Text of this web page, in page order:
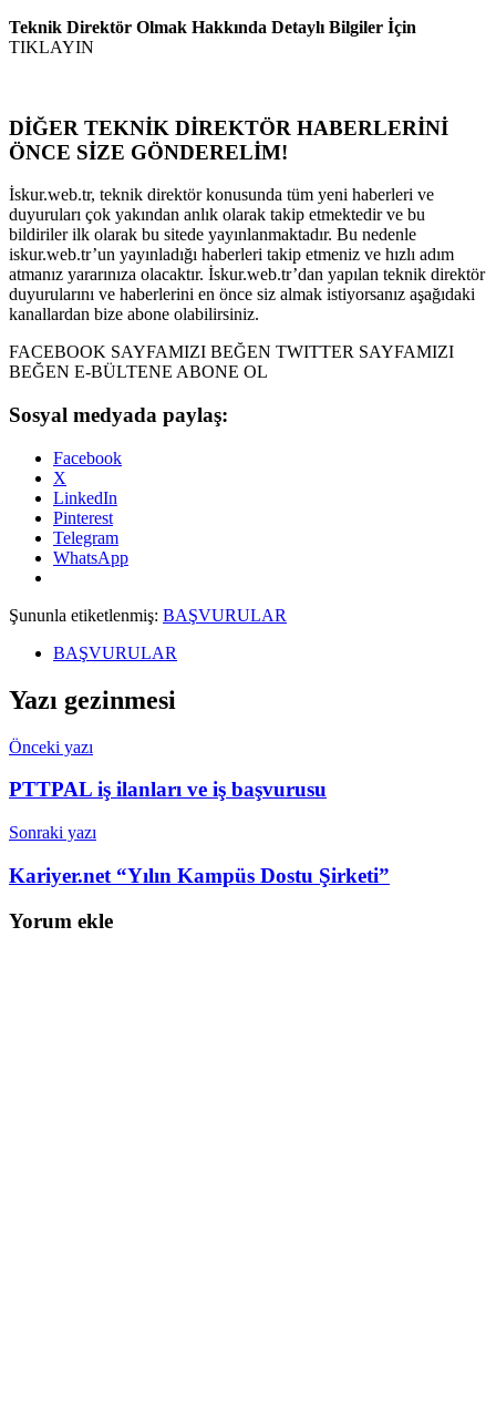
Teknik Direktör Olmak Hakkında Detaylı Bilgiler İçin
TIKLAYIN
DİĞER TEKNİK DİREKTÖR HABERLERİNİ
ÖNCE SİZE GÖNDERELİM!
İskur.web.tr, teknik direktör konusunda tüm yeni haberleri ve
duyuruları çok yakından anlık olarak takip etmektedir ve bu
bildiriler ilk olarak bu sitede yayınlanmaktadır. Bu nedenle
iskur.web.tr’un yayınladığı haberleri takip etmeniz ve hızlı adım
atmanız yararınıza olacaktır. İskur.web.tr’dan yapılan teknik direktör
duyurularını ve haberlerini en önce siz almak istiyorsanız aşağıdaki
kanallardan bize abone olabilirsiniz.
FACEBOOK SAYFAMIZI BEĞEN TWITTER SAYFAMIZI
BEĞEN E-BÜLTENE ABONE OL
Sosyal medyada paylaş:
Facebook
X
LinkedIn
Pinterest
Telegram
WhatsApp
Şununla etiketlenmiş: BAŞVURULAR
BAŞVURULAR
Yazı gezinmesi
Önceki yazı
PTTPAL iş ilanları ve iş başvurusu
Sonraki yazı
Kariyer.net “Yılın Kampüs Dostu Şirketi”
Yorum ekle